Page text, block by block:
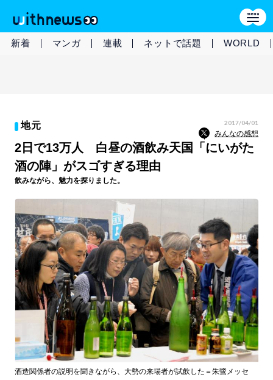
新着 マンガ 連載 ネットで話題 WORLD
地元 2017/04/01
みんなの感想
2日で13万人 白昼の酒飲み天国「にいがた
酒の陣」がスゴすぎる理由
飲みながら、魅力を探りました。
酒造関係者の説明を聞きながら、大勢の来場者が試飲した＝朱鷺メッセ